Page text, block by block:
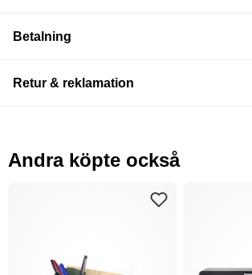
Betalning
Retur & reklamation
Andra köpte också